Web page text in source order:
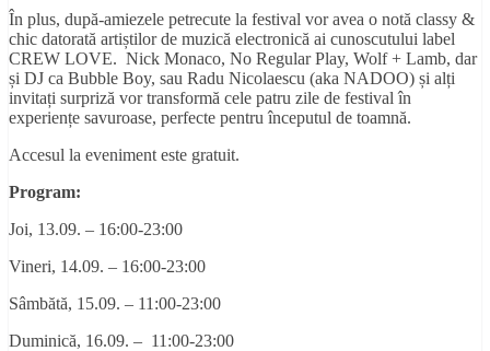
În plus, după-amiezele petrecute la festival vor avea o notă classy &
chic datorată artiștilor de muzică electronică ai cunoscutului label
CREW LOVE. Nick Monaco, No Regular Play, Wolf + Lamb, dar
și DJ ca Bubble Boy, sau Radu Nicolaescu (aka NADOO) și alți
invitați surpriză vor transformă cele patru zile de festival în
experiențe savuroase, perfecte pentru începutul de toamnă.
Accesul la eveniment este gratuit.
Program:
Joi, 13.09. – 16:00-23:00
Vineri, 14.09. – 16:00-23:00
Sâmbătă, 15.09. – 11:00-23:00
Duminică, 16.09. – 11:00-23:00